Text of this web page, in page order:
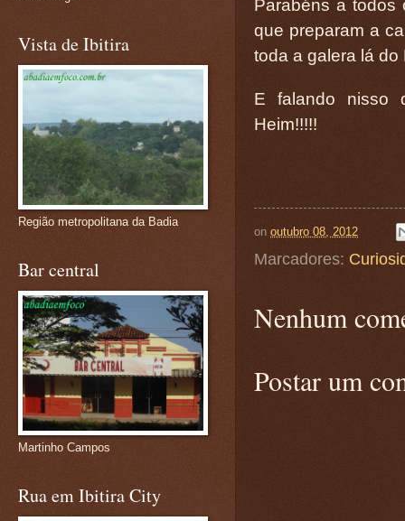
Parabéns a todos
que preparam a
toda a galera lá do
E falando nisso
Heim!!!!!
on outubro 08, 2012
Marcadores:
Nenhum
Postar um
Vista de Ibitira
Região metropolitana da Badia
Bar central
Martinho Campos
Rua em Ibitira City